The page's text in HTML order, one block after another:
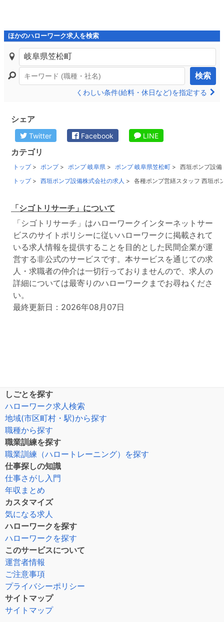
ほかのハローワーク求人を検索
検索
くわしい条件(給料・休日など)を指定する
シェア
Twitter Facebook LINE
カテゴリ
トップ ポンプ ポンプ 岐阜県 ポンプ 岐阜県笠松町
西垣ポンプ設
トップ
西垣ポンプ設備株式会社の求人 各種ポンプ営繕スタッフ 西垣ポ
「シゴトリサーチ」について
「シゴトリサーチ」はハローワークインターネットサー
ビスのサイトポリシーに従いハローワークに掲載されて
いる求人情報を提供することを目的とした民間企業が運
営する非公式のサービスです。本サービスを通じての求
人・求職者の仲介は一切行っておりませんので、求人の
詳細については最寄りのハローワークまでお尋ねくださ
い。
最終更新日：2026年08月07日
しごとを探す
ハローワーク求人検索
地域(市区町村・駅)から探す
職種から探す
職業訓練を探す
職業訓練（ハロートレーニング）を探す
仕事探しの知識
仕事さがし入門
年収まとめ
カスタマイズ
気になる求人
ハローワークを探す
ハローワークを探す
このサービスについて
運営者情報
ご注意事項
プライバシーポリシー
サイトマップ
サイトマップ